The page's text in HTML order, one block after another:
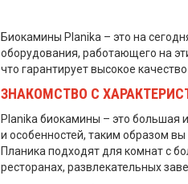
Биокамины Planika – это на
оборудования, работающего на
что гарантирует высокое
ЗНАКОМСТВО С
Planika биокамины – это большая
и особенностей, таким образом
Планика подходят для комнат с
ресторанах, развлекательных